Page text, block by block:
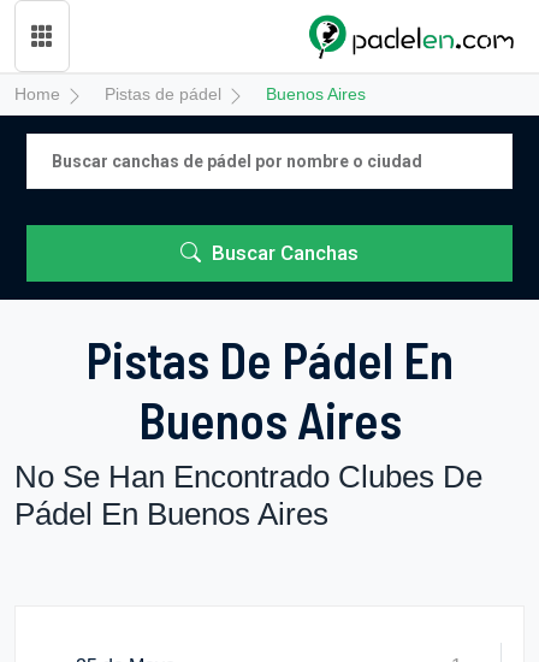
Home Pistas de pádel Buenos Aires
Buscar Canchas
Pistas De Pádel En
Buenos Aires
No Se Han Encontrado Clubes De
Pádel En Buenos Aires